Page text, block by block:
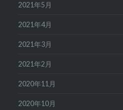
2021年5月
2021年4月
2021年3月
2021年2月
2020年11月
2020年10月